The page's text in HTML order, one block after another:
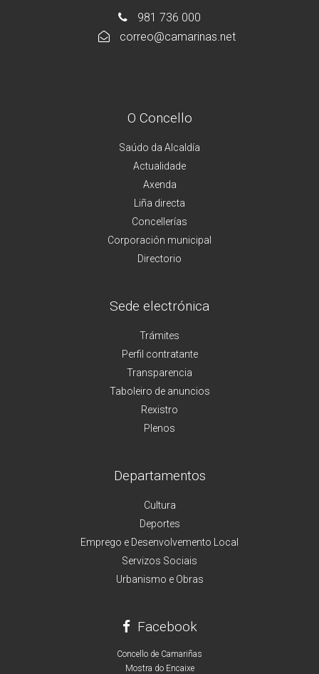
981 736 000
correo@camarinas.net
O Concello
Saúdo da Alcaldía
Actualidade
Axenda
Liña directa
Concellerías
Corporación municipal
Directorio
Sede electrónica
Trámites
Perfil contratante
Transparencia
Taboleiro de anuncios
Rexistro
Plenos
Departamentos
Cultura
Deportes
Emprego e Desenvolvemento Local
Servizos Sociais
Urbanismo e Obras
Facebook
Concello de Camariñas
Mostra do Encaixe